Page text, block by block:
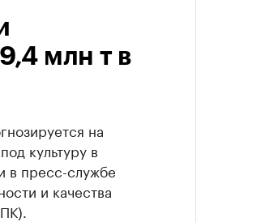
млн т в
на
культуру в
в пресс-службе
и качества